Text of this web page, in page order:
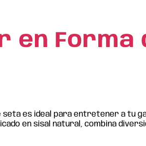
en Forma
seta es ideal para entretener a tu
en sisal natural, combina